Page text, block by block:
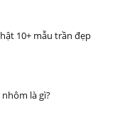
10+ mẫu trần đẹp
là gì?